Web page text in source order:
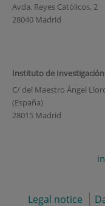
Avda. Reyes Católicos, 2
28040 Madrid
Instituto de Investigación
C/ del Maestro Ángel
(España)
28015 Madrid
Legal notice